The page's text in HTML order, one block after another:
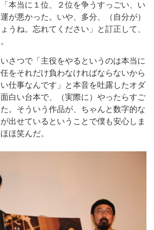
本当に１位、２位を争うすっごい、い
が悪かった。いや、多分、（自分が）
うね。忘れてください」と訂正して、
さつで「主役をやるというのは本当に
をそれだけ負わなければならないから
仕事なんです」と本音を吐露したオダ
白い台本で、（実際に）やったらすご
。そういう作品が、ちゃんと数字的な
出せているということで僕も安心しま
ほ笑んだ。